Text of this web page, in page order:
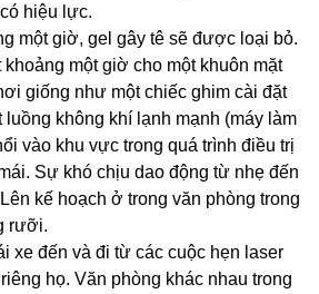
hiệu lực.
một giờ, gel gây tê sẽ được loại bỏ.
khoảng một giờ cho một khuôn mặt
giống như một chiếc ghim cài đặt
luồng không khí lạnh mạnh (máy làm
vào khu vực trong quá trình điều trị
Sự khó chịu dao động từ nhẹ đến
kế hoạch ở trong văn phòng trong
rưỡi.
xe đến và đi từ các cuộc hẹn laser
họ. Văn phòng khác nhau trong